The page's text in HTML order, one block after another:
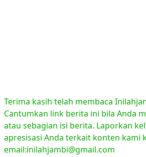
Terima kasih telah membaca
Cantumkan link berita ini bila Anda
atau sebagian isi berita. Laporkan
apresisasi Anda terkait konten kami
email:inilahjambi@gmail.com